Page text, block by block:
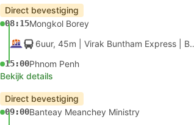
Direct bevestiging
08:15Mongkol Borey
6uur, 45m | Virak Buntham Express Bus
15:00Phnom Penh
Bekijk details
Direct bevestiging
09:00Banteay Meanchey Ministry